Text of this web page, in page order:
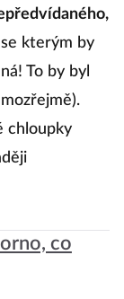
se kterým by
To by byl
chloupky
co